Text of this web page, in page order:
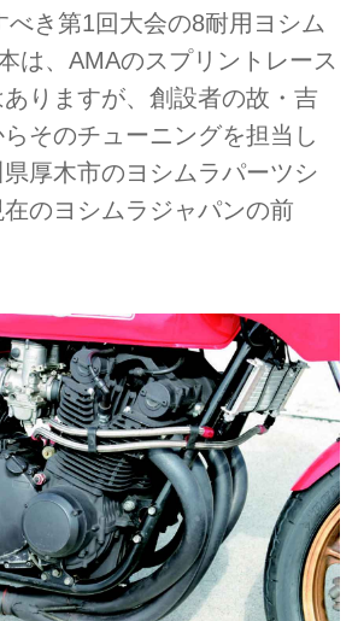
べき第1回大会の8耐用ヨシム
は、AMAのスプリントレース
りますが、創設者の故・吉
そのチューニングを担当し
厚木市のヨシムラパーツシ
のヨシムラジャパンの前